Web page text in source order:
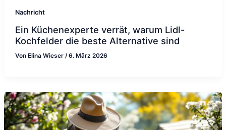
Nachricht
Ein Küchenexperte verrät, warum Lidl-
Kochfelder die beste Alternative sind
Von Elina Wieser /6. März 2026